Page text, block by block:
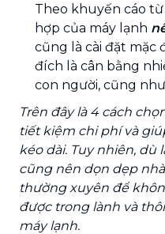
Theo khuyến cáo
hợp của máy lạnh
cũng là cài đặt mặc
đích là cân bằng
con người, cũng
Trên đây là 4 cách
tiết kiệm chi phí và
kéo dài. Tuy nhiên, dù
cũng nên dọn dẹp
thường xuyên để
được trong lành và
máy lạnh.